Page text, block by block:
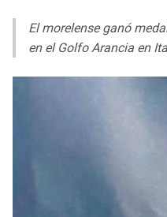
El morelense ganó
en el Golfo Arancia en